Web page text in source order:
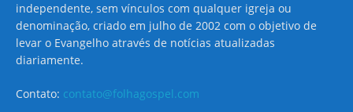
independente, sem vínculos com qualquer igreja ou
denominação, criado em julho de 2002 com o objetivo de
levar o Evangelho através de notícias atualizadas
diariamente.
Contato: contato@folhagospel.com